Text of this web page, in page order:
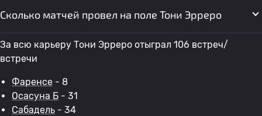
Сколько матчей провел на поле Тони Эрреро
За всю карьеру Тони Эрреро отыграл 106 встреч/
встречи
Фаренсе - 8
Осасуна Б - 31
Сабадель - 34